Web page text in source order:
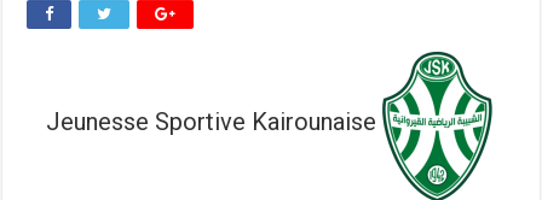
Jeunesse Sportive Kairounaise